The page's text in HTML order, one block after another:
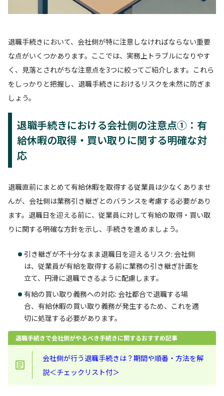
退職手続きにおいて、会社側が特に注意しなければならない重要
な点がいくつかあります。ここでは、実務上トラブルになりやす
く、見落とされがちな注意点を3つに絞ってご紹介します。これら
をしっかりと把握し、退職手続きにおけるリスクを未然に防ぎま
しょう。
退職手続きにおける会社側の注意点①：有
給休暇の取得・買い取りに関する明確な対
応
退職直前にまとめて有給休暇を取得する従業員は少なくありませ
んが、会社側は業務引き継ぎとのバランスを考慮する必要があり
ます。退職日を迎える前に、従業員に対して有給の取得・買い取
りに関する明確な方針を示し、手続きを進めましょう。
引き継ぎが不十分なまま退職日を迎えるリスク: 会社側
は、従業員が有給を取得する前に業務の引き継ぎ計画を
立て、円滑に退職できるように配慮します。
有給の買い取り義務への対応: 会社都合で退職する場
合、有給休暇の買い取り義務が発生するため、これを適
切に処理する必要があります。
退職手続きで会社側がやるべき手続きに関するおすすめ記事
会社側が行う退職手続きは？期間や順番・方法を解
説＜チェックリスト付＞